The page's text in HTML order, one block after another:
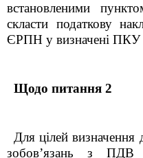
встановленими пункт
скласти податкову
ЄРПН у визначені ПКУ
Щодо питання 2
Для цілей визначення
зобов’язань з ПДВ